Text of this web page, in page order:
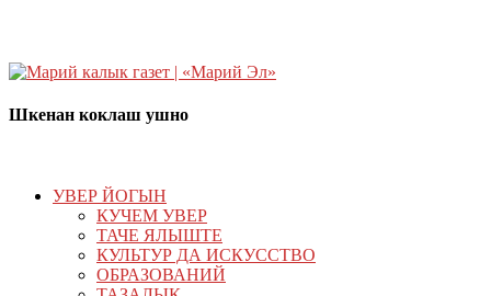
Шкенан коклаш ушно
УВЕР ЙОГЫН
КУЧЕМ УВЕР
ТАЧЕ ЯЛЫШТЕ
КУЛЬТУР ДА ИСКУССТВО
ОБРАЗОВАНИЙ